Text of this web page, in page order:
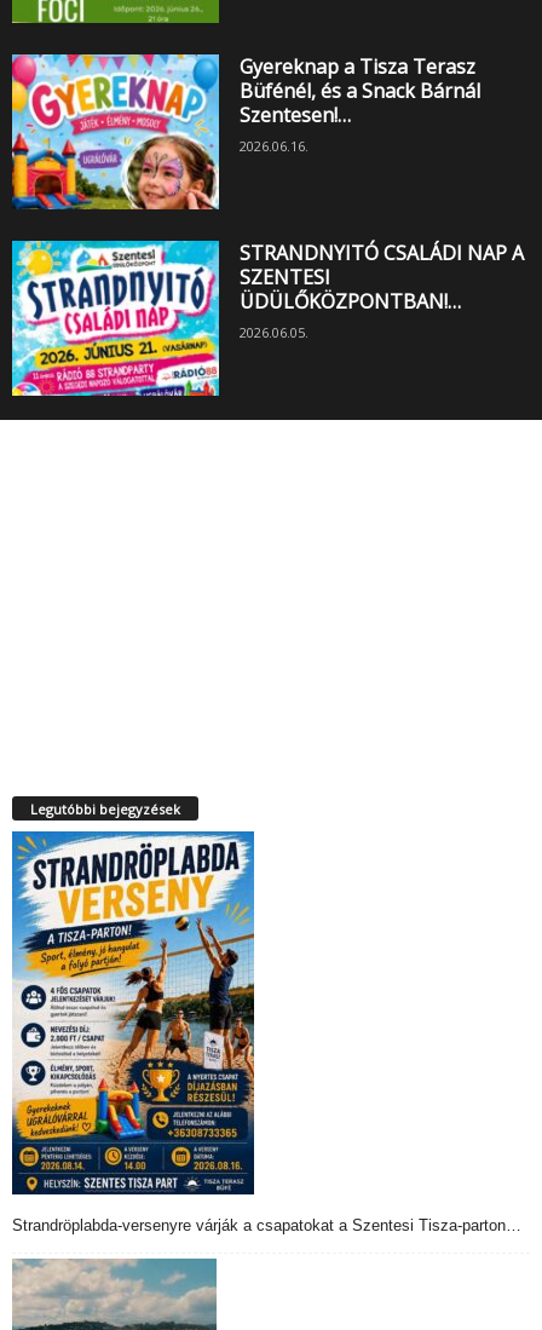
Gyereknap a Tisza Terasz
Büfénél, és a Snack Bárnál
Szentesen!…
2026.06.16.
STRANDNYITÓ CSALÁDI NAP A
SZENTESI
ÜDÜLŐKÖZPONTBAN!…
2026.06.05.
Legutóbbi bejegyzések
Strandröplabda-versenyre várják a csapatokat a Szentesi Tisza-parton…